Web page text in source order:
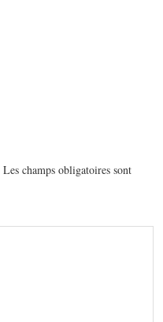
Les champs obligatoires sont